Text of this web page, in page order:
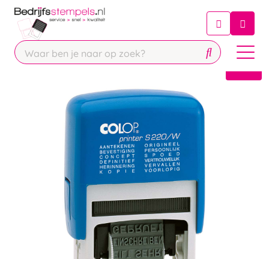
Chatbot
Chat 24/7 met onze chatbot voor
Contact